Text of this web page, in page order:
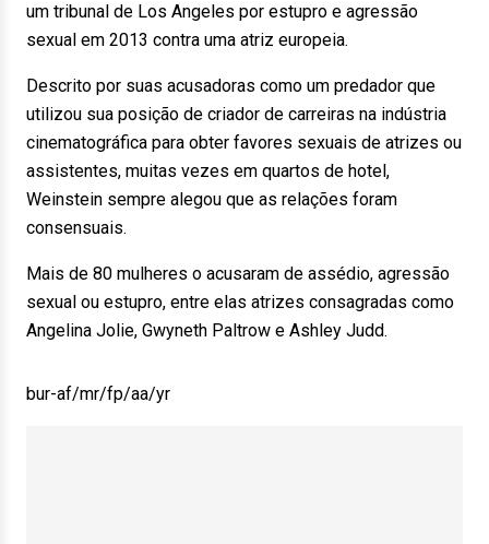
um tribunal de Los Angeles por estupro e agressão
sexual em 2013 contra uma atriz europeia.
Descrito por suas acusadoras como um predador que
utilizou sua posição de criador de carreiras na indústria
cinematográfica para obter favores sexuais de atrizes ou
assistentes, muitas vezes em quartos de hotel,
Weinstein sempre alegou que as relações foram
consensuais.
Mais de 80 mulheres o acusaram de assédio, agressão
sexual ou estupro, entre elas atrizes consagradas como
Angelina Jolie, Gwyneth Paltrow e Ashley Judd.
bur-af/mr/fp/aa/yr